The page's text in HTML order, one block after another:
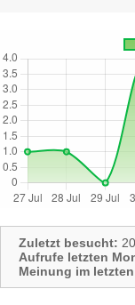
Zuletzt besucht:
Aufrufe letzten
Meinung im